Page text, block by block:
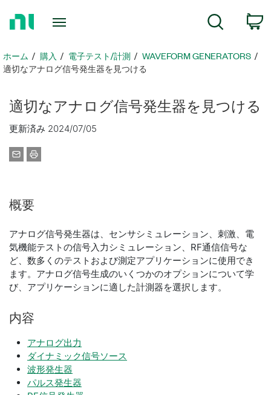
ペ
ー
ホーム 購入 電子テスト/計測
WAVEFORM GENERATORS
適切なアナログ信号発生器を見つける
適切なアナログ信号発生器を 見つける
更新済み 2024/07/05
概要
アナログ信号発生器は、センサシミュレーション、刺激、電
気機能テストの信号入力シミュレーション、RF通信信号な
ど、数多くのテストおよび測定アプリケーションに使用でき
ます。アナログ信号生成のいくつかのオプションについて学
び、アプリケーションに適した計測器を選択します。
内容
アナログ出力
ダイナミック信号ソース
波形発生器
パルス発生器